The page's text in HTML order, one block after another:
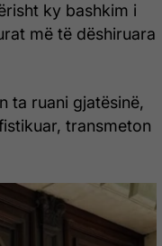
ky bashkim i
më të dëshiruara
ta ruani gjatësinë,
transmeton